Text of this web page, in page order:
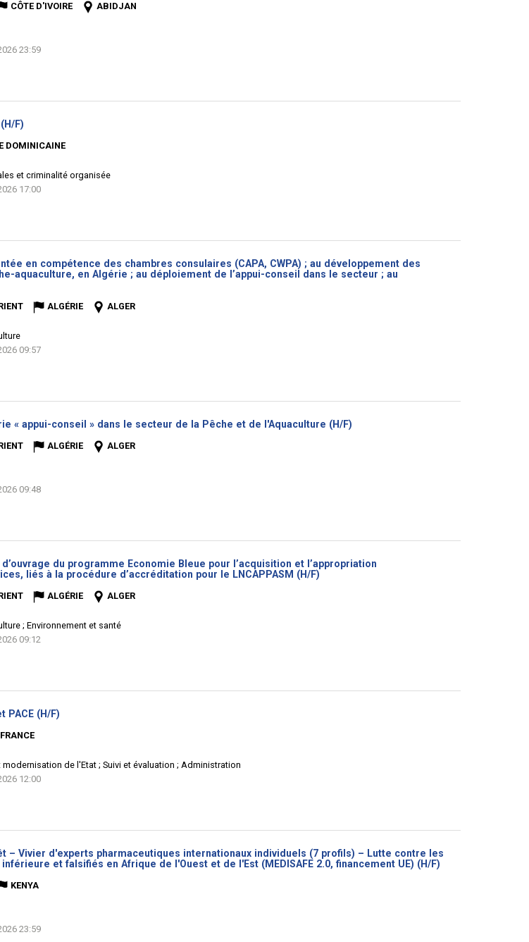
CÔTE D'IVOIRE
ABIDJAN
23:59
F)
DOMINICAINE
et criminalité organisée
17:00
en compétence des chambres consulaires (CAPA, CWPA) ; au développement des
aquaculture, en Algérie ; au déploiement de l’appui-conseil dans le secteur ; au
ALGÉRIE
ALGER
09:57
« appui-conseil » dans le secteur de la Pêche et de l'Aquaculture (H/F)
ALGÉRIE
ALGER
09:48
du programme Economie Bleue pour l’acquisition et l’appropriation
liés à la procédure d’accréditation pour le LNCAPPASM (H/F)
ALGÉRIE
ALGER
; Environnement et santé
09:12
PACE (H/F)
FRANCE
modernisation de l'Etat ; Suivi et évaluation ; Administration
12:00
– Vivier d'experts pharmaceutiques internationaux individuels (7 profils) – Lutte contre les
et falsifiés en Afrique de l'Ouest et de l'Est (MEDISAFE 2.0, financement UE) (H/F)
KENYA
23:59